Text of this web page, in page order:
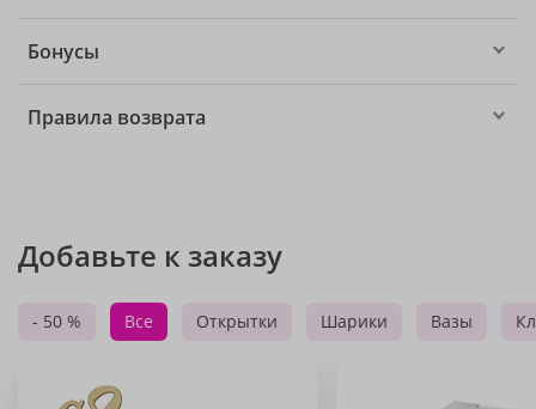
Бонусы
Правила возврата
Добавьте к заказу
- 50 % Все Открытки Шарики Вазы